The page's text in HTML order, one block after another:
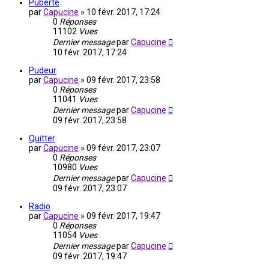
Puberté
parCapucine » 10 févr. 2017, 17:24
0 Réponses
11102 Vues
Dernier messageparCapucine
10 févr. 2017, 17:24
Pudeur
parCapucine » 09 févr. 2017, 23:58
0 Réponses
11041 Vues
Dernier messageparCapucine
09 févr. 2017, 23:58
Quitter
parCapucine » 09 févr. 2017, 23:07
0 Réponses
10980 Vues
Dernier messageparCapucine
09 févr. 2017, 23:07
Radio
parCapucine » 09 févr. 2017, 19:47
0 Réponses
11054 Vues
Dernier messageparCapucine
09 févr. 2017, 19:47